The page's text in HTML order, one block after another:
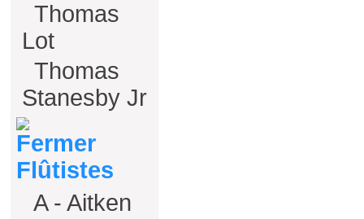
Thomas
Lot
Thomas
Stanesby Jr
Flûtistes
A - Aitken